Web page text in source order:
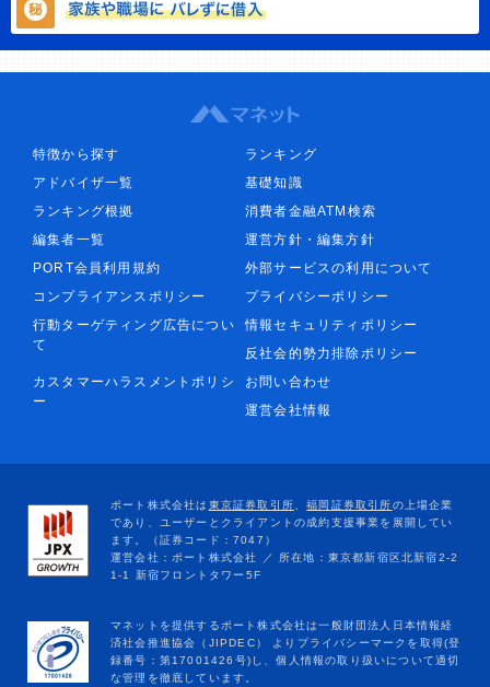
特徴から探す
ランキング
アドバイザ一覧
基礎知識
ランキング根拠
消費者金融ATM検索
編集者一覧
運営方針・編集方針
PORT会員利用規約
外部サービスの利用について
コンプライアンスポリシー
プライバシーポリシー
行動ターゲティング広告につい
て
情報セキュリティポリシー
反社会的勢力排除ポリシー
カスタマーハラスメントポリシ
ー
お問い合わせ
運営会社情報